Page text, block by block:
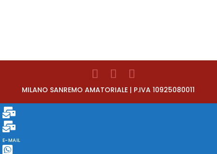
MILANO SANREMO AMATORIALE | P.IVA 10925080011
E-MAIL